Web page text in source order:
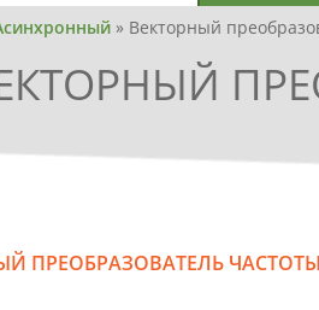
» Векторный
ПРЕОБРАЗОВАТЕЛЬ ЧАСТОТЫ